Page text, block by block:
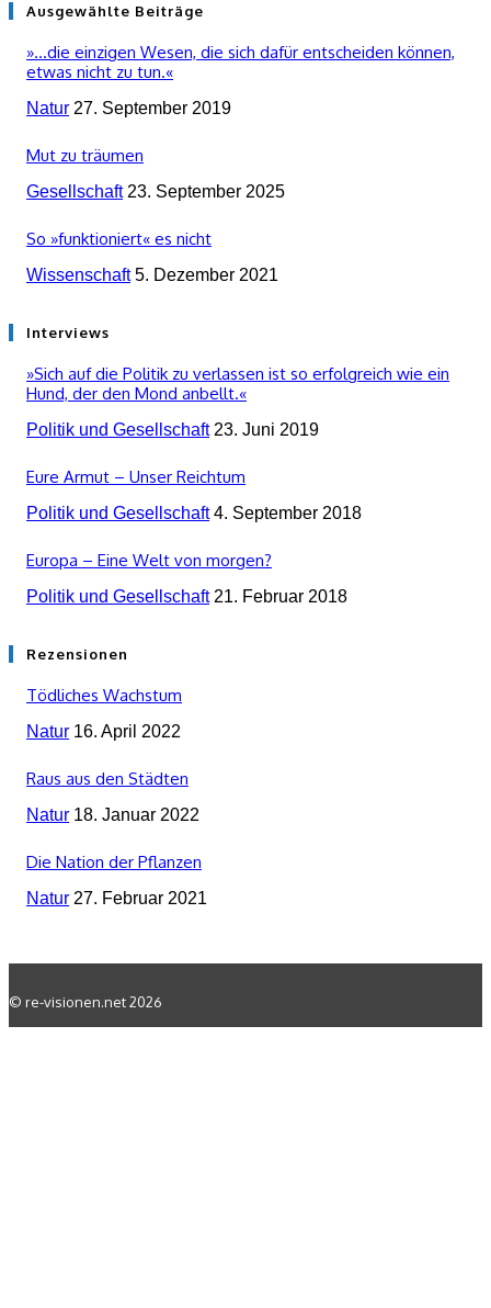
Ausgewählte Beiträge
»…die einzigen Wesen, die sich dafür entscheiden können,
etwas nicht zu tun.«
Natur 27. September 2019
Mut zu träumen
Gesellschaft 23. September 2025
So »funktioniert« es nicht
Wissenschaft 5. Dezember 2021
Interviews
»Sich auf die Politik zu verlassen ist so erfolgreich wie ein
Hund, der den Mond anbellt.«
Politik und Gesellschaft 23. Juni 2019
Eure Armut – Unser Reichtum
Politik und Gesellschaft 4. September 2018
Europa – Eine Welt von morgen?
Politik und Gesellschaft 21. Februar 2018
Rezensionen
Tödliches Wachstum
Natur 16. April 2022
Raus aus den Städten
Natur 18. Januar 2022
Die Nation der Pflanzen
Natur 27. Februar 2021
© re-visionen.net 2026